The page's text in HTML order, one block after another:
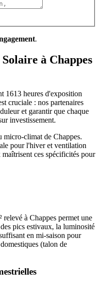
.
à Chappes
1613 heures d'exposition
cruciale : nos partenaires
et garantir que chaque
investissement.
micro-climat de Chappes.
pour l'hiver et ventilation
ces spécificités pour
à Chappes permet une
pics estivaux, la luminosité
en mi-saison pour
(talon de